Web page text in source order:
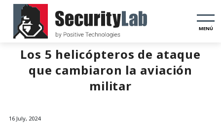
MENÚ
Los 5 helicópteros de ataque
que cambiaron la aviación
militar
16 July, 2024